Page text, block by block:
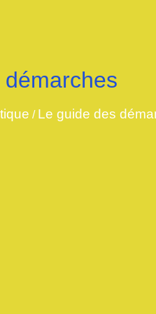
/ Le guide des